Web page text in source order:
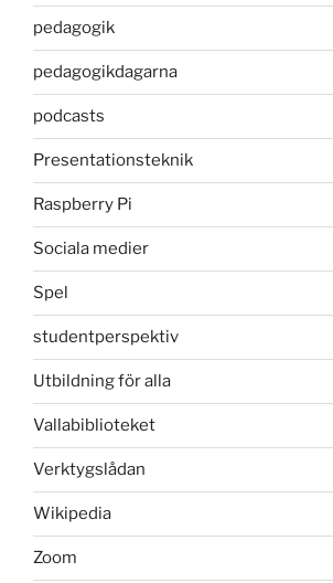
pedagogik
pedagogikdagarna
podcasts
Presentationsteknik
Raspberry Pi
Sociala medier
Spel
studentperspektiv
Utbildning för alla
Vallabiblioteket
Verktygslådan
Wikipedia
Zoom